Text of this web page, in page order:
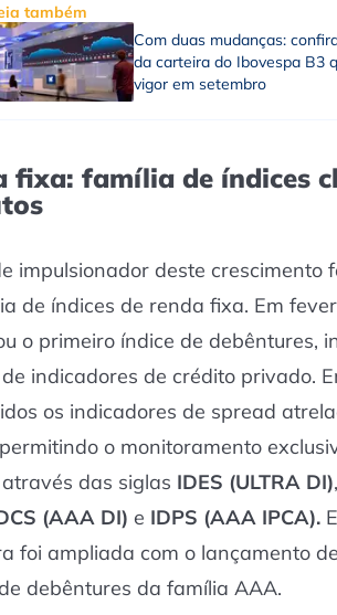
também
Com duas mudanças:
da carteira do Ibovespa B3
vigor em setembro
fixa: família de índices
impulsionador deste crescimento
de índices de renda fixa. Em
o primeiro índice de debêntures,
indicadores de crédito privado.
os indicadores de spread
o monitoramento
das siglas IDES (ULTRA DI),
(AAA DI) e IDPS (AAA IPCA).
foi ampliada com o lançamento
debêntures da família AAA.